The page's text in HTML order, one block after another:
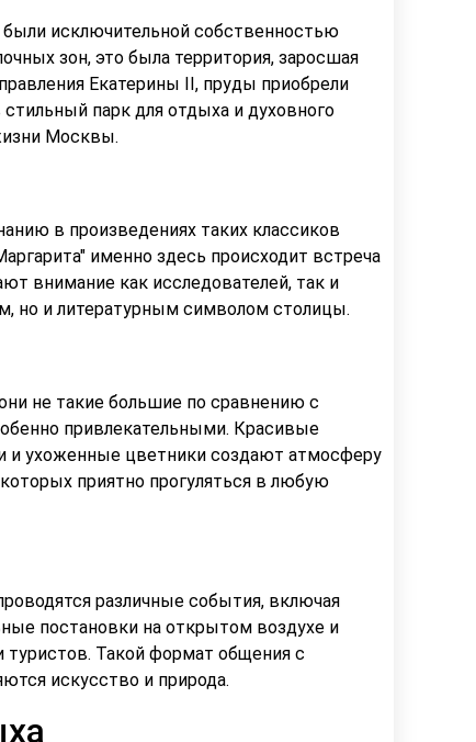
исключительной собственностью
зон, это была территория, заросшая
Екатерины II, пруды приобрели
стильный парк для отдыха и духовного
Москвы.
в произведениях таких классиков
именно здесь происходит встреча
внимание как исследователей, так и
но и литературным символом столицы.
не такие большие по сравнению с
привлекательными. Красивые
и ухоженные цветники создают атмосферу
приятно прогуляться в любую
различные события, включая
постановки на открытом воздухе и
Такой формат общения с
искусство и природа.